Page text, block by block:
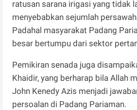
ratusan sarana irigasi yang tidak
menyebabkan sejumlah
Padahal masyarakat Padang
besar bertumpu dari sektor
Pemikiran senada juga
Khaidir, yang berharap bila Allah
John Kenedy Azis menjadi
persoalan di Padang Pariaman.